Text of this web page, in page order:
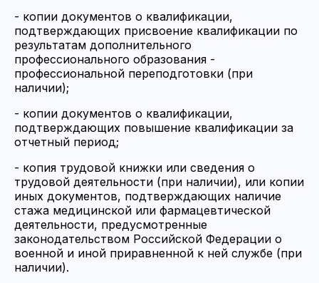
- копии документов о квалификации,
подтверждающих присвоение квалификации по
результатам дополнительного
профессионального образования -
профессиональной переподготовки (при
наличии);
- копии документов о квалификации,
подтверждающих повышение квалификации за
отчетный период;
- копия трудовой книжки или сведения о
трудовой деятельности (при наличии), или копии
иных документов, подтверждающих наличие
стажа медицинской или фармацевтической
деятельности, предусмотренные
законодательством Российской Федерации о
военной и иной приравненной к ней службе (при
наличии).